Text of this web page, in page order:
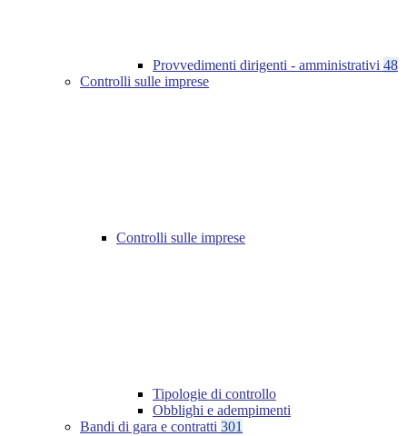
Provvedimenti dirigenti - amministrativi 48
Controlli sulle imprese
Controlli sulle imprese
Tipologie di controllo
Obblighi e adempimenti
Bandi di gara e contratti 301